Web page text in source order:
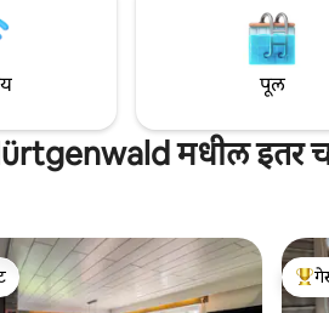
आहे.
पूल
मधील इतर
टॉप